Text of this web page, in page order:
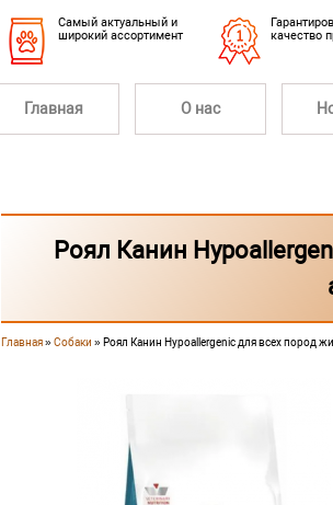
Cамый актуальный и
широкий ассортимент
качество
Главная О нас
Роял Канин
Вы здесь
Главная» Собаки » Роял Канин Hypoallergenic для всех пород